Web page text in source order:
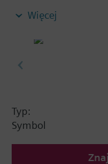
oraz jednostki
Informacje dodatkowe
Przy zastosowaniu
pokrywy maskującej
z IOP o 20 mm.
Więcej
Typ:
Symbol